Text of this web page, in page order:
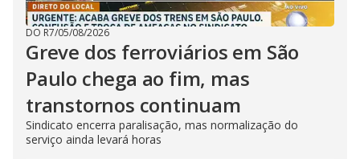
DO R7/05/08/2026
Greve dos ferroviários em São
Paulo chega ao fim, mas
transtornos continuam
Sindicato encerra paralisação, mas normalização do
serviço ainda levará horas